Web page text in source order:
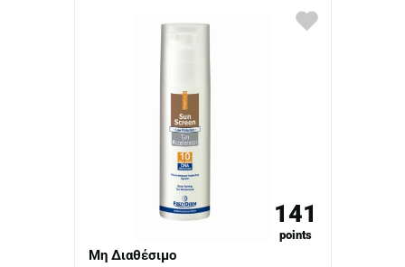
141
points
Μη Διαθέσιμο